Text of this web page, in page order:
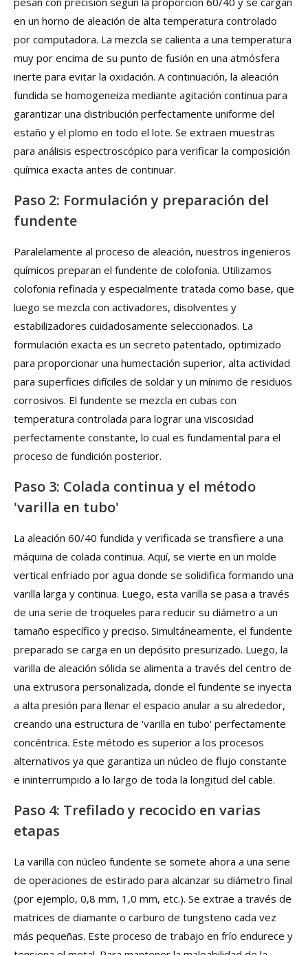
en un horno de aleación de alta temperatura controlado
por computadora. La mezcla se calienta a una temperatura
muy por encima de su punto de fusión en una atmósfera
inerte para evitar la oxidación. A continuación, la aleación
fundida se homogeneiza mediante agitación continua para
garantizar una distribución perfectamente uniforme del
estaño y el plomo en todo el lote. Se extraen muestras
para análisis espectroscópico para verificar la composición
química exacta antes de continuar.
Paso 2: Formulación y preparación del
fundente
Paralelamente al proceso de aleación, nuestros ingenieros
químicos preparan el fundente de colofonia. Utilizamos
colofonia refinada y especialmente tratada como base, que
luego se mezcla con activadores, disolventes y
estabilizadores cuidadosamente seleccionados. La
formulación exacta es un secreto patentado, optimizado
para proporcionar una humectación superior, alta actividad
para superficies difíciles de soldar y un mínimo de residuos
corrosivos. El fundente se mezcla en cubas con
temperatura controlada para lograr una viscosidad
perfectamente constante, lo cual es fundamental para el
proceso de fundición posterior.
Paso 3: Colada continua y el método
'varilla en tubo'
La aleación 60/40 fundida y verificada se transfiere a una
máquina de colada continua. Aquí, se vierte en un molde
vertical enfriado por agua donde se solidifica formando una
varilla larga y continua. Luego, esta varilla se pasa a través
de una serie de troqueles para reducir su diámetro a un
tamaño específico y preciso. Simultáneamente, el fundente
preparado se carga en un depósito presurizado. Luego, la
varilla de aleación sólida se alimenta a través del centro de
una extrusora personalizada, donde el fundente se inyecta
a alta presión para llenar el espacio anular a su alrededor,
creando una estructura de 'varilla en tubo' perfectamente
concéntrica. Este método es superior a los procesos
alternativos ya que garantiza un núcleo de flujo constante
e ininterrumpido a lo largo de toda la longitud del cable.
Paso 4: Trefilado y recocido en varias
etapas
La varilla con núcleo fundente se somete ahora a una serie
de operaciones de estirado para alcanzar su diámetro final
(por ejemplo, 0,8 mm, 1,0 mm, etc.). Se extrae a través de
matrices de diamante o carburo de tungsteno cada vez
más pequeñas. Este proceso de trabajo en frío endurece y